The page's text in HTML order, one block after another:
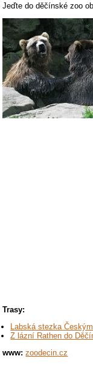
Jeďte do děčínské zoo
Trasy:
Labská stezka
Z lázní Rathen do
www: zoodecin.cz